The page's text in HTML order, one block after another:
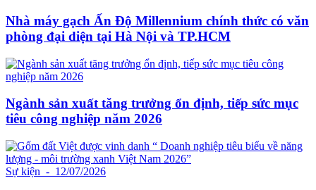
Nhà máy gạch Ấn Độ Millennium chính thức có văn
phòng đại diện tại Hà Nội và TP.HCM
Ngành sản xuất tăng trưởng ổn định, tiếp sức mục
tiêu công nghiệp năm 2026
Sự kiện - 12/07/2026